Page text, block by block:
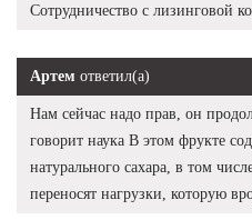
Сотрудничество с лизинговой
Артем ответил(а)
Нам сейчас надо прав, он
говорит наука В этом фрукте
натурального сахара, в том
переносят нагрузки, которую